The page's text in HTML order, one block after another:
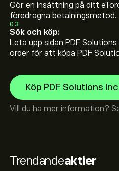
Trendandeaktier
Gör en insättning på ditt
föredragna betalningsmetod.
03
Sök och köp:
Leta upp sidan PDF
order för att köpa PDF
Köp PDF Solutions Inc
Vill du ha mer information?